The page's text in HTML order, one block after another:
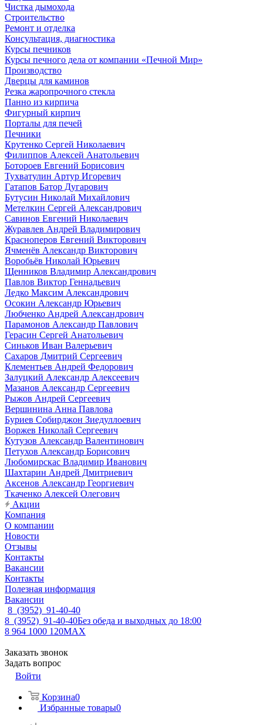
Чистка дымохода
Строительство
Ремонт и отделка
Консультация, диагностика
Курсы печников
Курсы печного дела от компании «Печной Мир»
Производство
Дверцы для каминов
Резка жаропрочного стекла
Панно из кирпича
Фигурный кирпич
Порталы для печей
Печники
Крутенко Сергей Николаевич
Филиппов Алексей Анатольевич
Ботороев Евгений Борисович
Тухватулин Артур Игоревич
Гатапов Батор Дугарович
Бутусин Николай Михайлович
Метелкин Сергей Александрович
Савинов Евгений Николаевич
Журавлев Андрей Владимирович
Красноперов Евгений Викторович
Ячменёв Александр Викторович
Воробьёв Николай Юрьевич
Щенников Владимир Александрович
Павлов Виктор Геннадьевич
Ледко Максим Александрович
Осокин Александр Юрьевич
Любченко Андрей Александрович
Парамонов Александр Павлович
Герасин Сергей Анатольевич
Синьков Иван Валерьевич
Сахаров Дмитрий Сергеевич
Клементьев Андрей Федорович
Залуцкий Александр Алексеевич
Мазанов Александр Сергеевич
Рыжов Андрей Сергеевич
Вершинина Анна Павлова
Буриев Собирджон Зиедуллоевич
Воржев Николай Сергеевич
Кутузов Александр Валентинович
Петухов Александр Борисович
Любомирскас Владимир Иванович
Шахтарин Андрей Дмитриевич
Аксенов Александр Георгиевич
Ткаченко Алексей Олегович
Акции
Компания
О компании
Новости
Отзывы
Контакты
Вакансии
Контакты
Полезная информация
Вакансии
8 (3952) 91-40-40
8 (3952) 91-40-40Без обеда и выходных до 18:00
8 964 1000 120MAX
Заказать звонок
Задать вопрос
Войти
Корзина0
Избранные товары0